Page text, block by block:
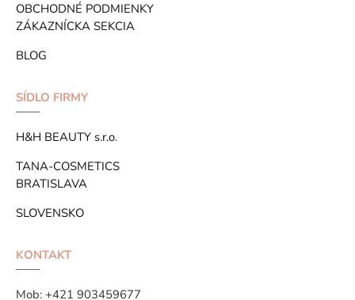
OBCHODNÉ PODMIENKY
ZÁKAZNÍCKA SEKCIA
BLOG
SÍDLO FIRMY
H&H BEAUTY s.r.o.
TANA-COSMETICS
BRATISLAVA
SLOVENSKO
KONTAKT
Mob: +421 903459677